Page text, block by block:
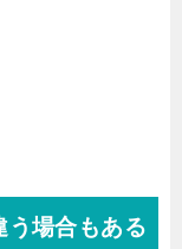
う場合もある